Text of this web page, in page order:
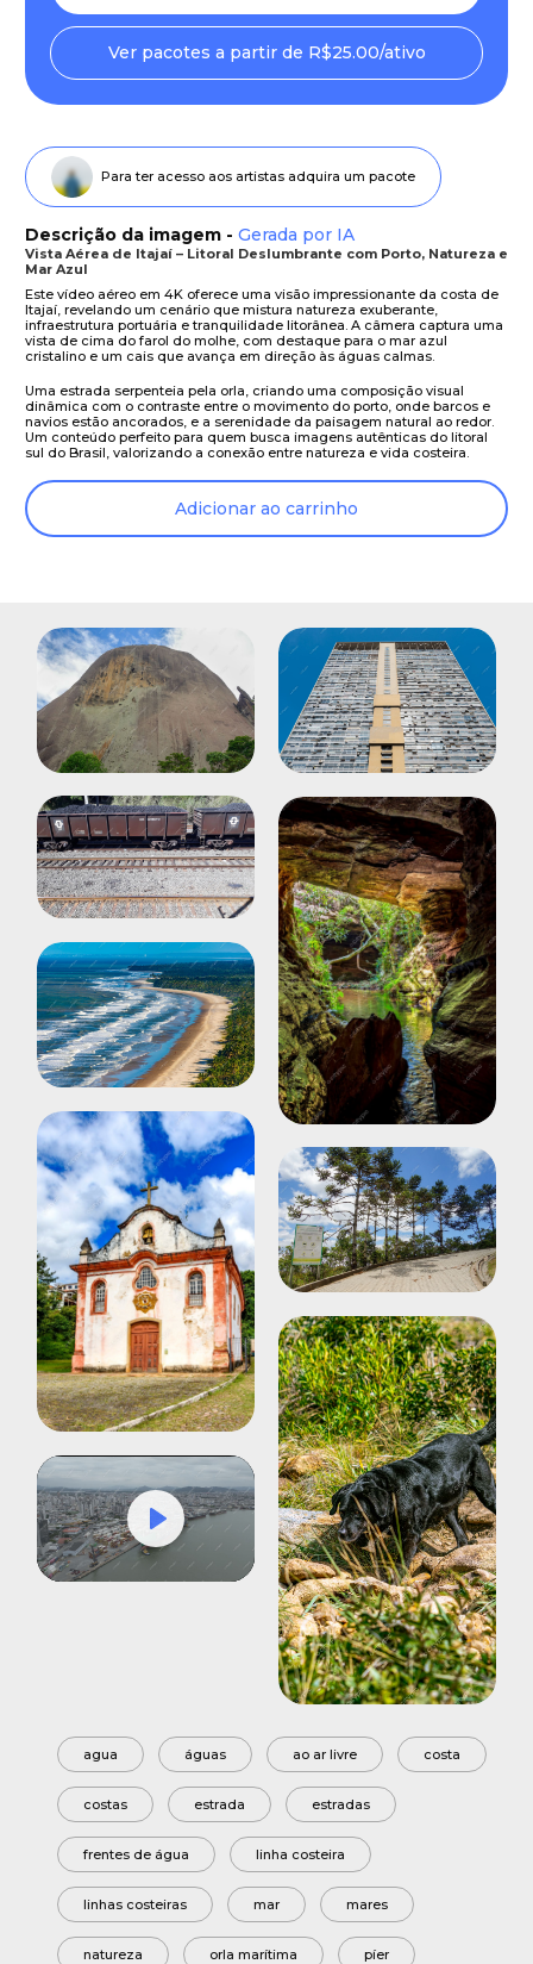
Ver pacotes a partir de R$25.00/ativo
Para ter acesso aos artistas adquira um pacote
Descrição da imagem - Gerada por IA
Vista Aérea de Itajaí – Litoral Deslumbrante com Porto, Natureza e
Mar Azul
Este vídeo aéreo em 4K oferece uma visão impressionante da costa de
Itajaí, revelando um cenário que mistura natureza exuberante,
infraestrutura portuária e tranquilidade litorânea. A câmera captura uma
vista de cima do farol do molhe, com destaque para o mar azul
cristalino e um cais que avança em direção às águas calmas.
Uma estrada serpenteia pela orla, criando uma composição visual
dinâmica com o contraste entre o movimento do porto, onde barcos e
navios estão ancorados, e a serenidade da paisagem natural ao redor.
Um conteúdo perfeito para quem busca imagens autênticas do litoral
sul do Brasil, valorizando a conexão entre natureza e vida costeira.
Adicionar ao carrinho
Mute Settings
Play
agua águas ao ar livre costa
costas estrada estradas
frentes de água linha costeira
linhas costeiras mar mares
natureza orla marítima píer